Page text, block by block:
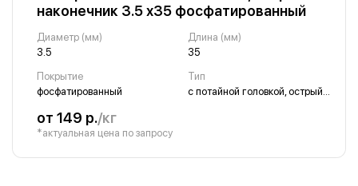
наконечник 3.5 х35 фосфатированный
Диаметр (мм)
3.5
Длина (мм)
35
Покрытие
фосфатированный
Тип
от 149 р./кг
*актуальная цена по запросу